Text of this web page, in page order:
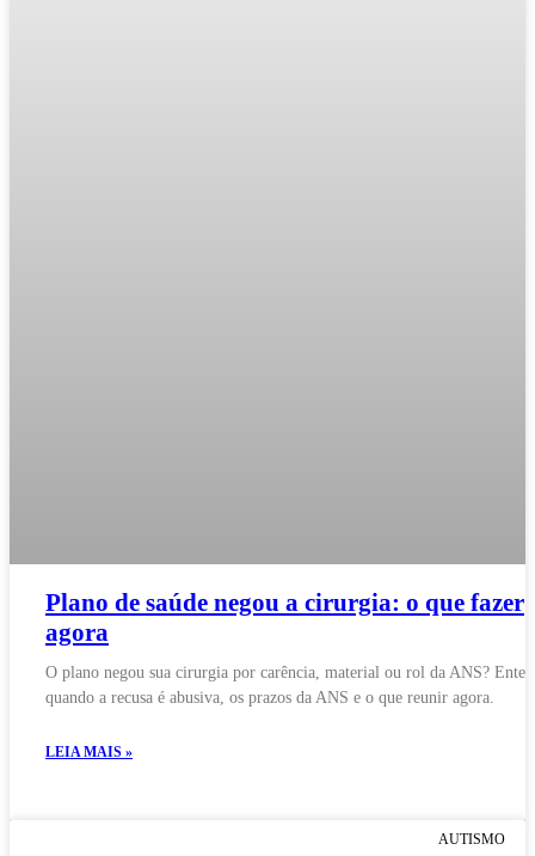
Plano de saúde negou a cirurgia: o que fazer
agora
O plano negou sua cirurgia por carência, material ou rol da ANS?
quando a recusa é abusiva, os prazos da ANS e o que reunir agora.
LEIA MAIS »
AUTISMO